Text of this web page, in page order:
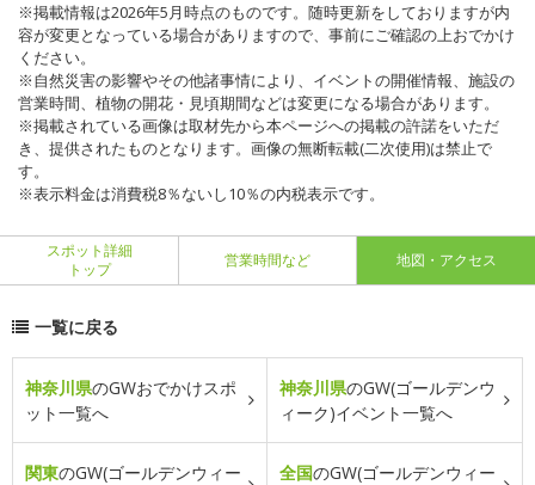
※掲載情報は2026年5月時点のものです。随時更新をしておりますが内
容が変更となっている場合がありますので、事前にご確認の上おでかけ
ください。
※自然災害の影響やその他諸事情により、イベントの開催情報、施設の
営業時間、植物の開花・見頃期間などは変更になる場合があります。
※掲載されている画像は取材先から本ページへの掲載の許諾をいただ
き、提供されたものとなります。画像の無断転載(二次使用)は禁止で
す。
※表示料金は消費税8％ないし10％の内税表示です。
スポット詳細
トップ
営業時間など 地図・アクセス
一覧に戻る
神奈川県のGWおでかけスポ
ット一覧へ
神奈川県のGW(ゴールデンウ
ィーク)イベント一覧へ
関東のGW(ゴールデンウィー
全国のGW(ゴールデンウィー